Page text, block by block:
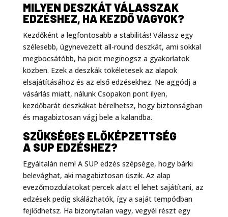
MILYEN DESZKÁT VÁLASSZAK
EDZÉSHEZ, HA KEZDŐ VAGYOK?
Kezdőként a legfontosabb a stabilitás! Válassz egy
szélesebb, úgynevezett all-round deszkát, ami sokkal
megbocsátóbb, ha picit meginogsz a gyakorlatok
közben. Ezek a deszkák tökéletesek az alapok
elsajátításához és az első edzésekhez. Ne aggódj a
vásárlás miatt, nálunk Csopakon pont ilyen,
kezdőbarát deszkákat bérelhetsz, hogy biztonságban
és magabiztosan vágj bele a kalandba.
SZÜKSÉGES ELŐKÉPZETTSÉG
A SUP EDZÉSHEZ?
Egyáltalán nem! A SUP edzés szépsége, hogy bárki
belevághat, aki magabiztosan úszik. Az alap
evezőmozdulatokat percek alatt el lehet sajátítani, az
edzések pedig skálázhatók, így a saját tempódban
fejlődhetsz. Ha bizonytalan vagy, vegyél részt egy